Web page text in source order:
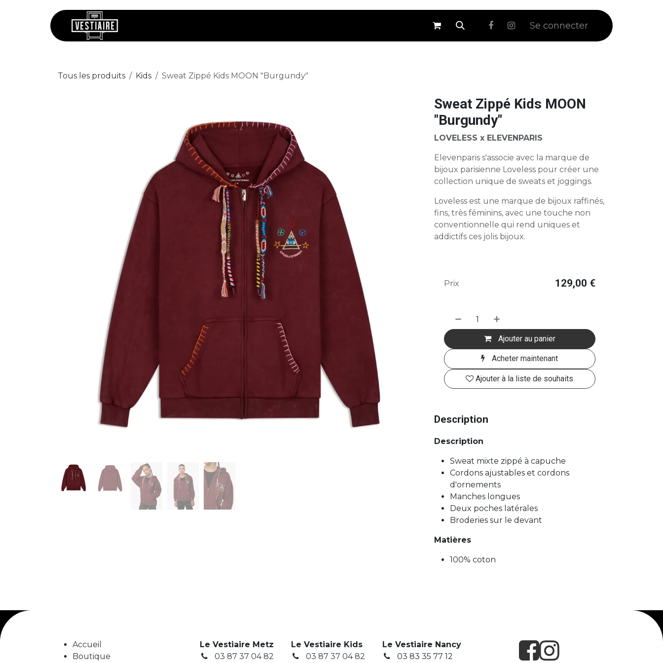
⚪ Soldes Se connecter
Tous les produits Kids Sweat Zippé Kids MOON "Burgundy"
Sweat Zippé Kids MOON
"Burgundy"
LOVELESS x ELEVENPARIS
Elevenparis s'associe avec la marque de
bijoux parisienne Loveless pour créer une
collection unique de sweats et joggings.
Loveless est une marque de bijoux raffinés,
fins, très féminins, avec une touche non
conventionnelle qui rend uniques et
addictifs ces jolis bijoux.
Ajouter au panier
Acheter maintenant
Ajouter à la liste de souhaits
Prix 129,00 €
Description
Description
Sweat mixte zippé à capuche
Cordons ajustables et cordons
d'ornements
Manches longues
Deux poches latérales
Broderies sur le devant
Matières
100% coton
Accueil
Boutique
Le Vestiaire Metz
03 87 37 04 82
Le Vestiaire Kids
03 87 37 04 82
Le Vestiaire Nancy
03 83 35 77 12